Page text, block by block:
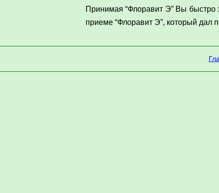
Принимая “Флоравит Э” Вы быстро
приеме “Флоравит Э”, который дал